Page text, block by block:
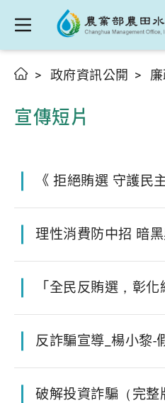
政府資訊公開
宣傳短片
《 拒絕賄選 守護民主
理性消費防中招 暗
「全民反賄選，彰
反詐騙宣導_楊小黎-
破解投資詐騙（完整